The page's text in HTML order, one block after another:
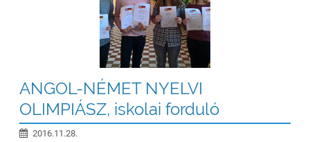
ANGOL-NÉMET NYELVI
OLIMPIÁSZ, iskolai forduló
2016.11.28.